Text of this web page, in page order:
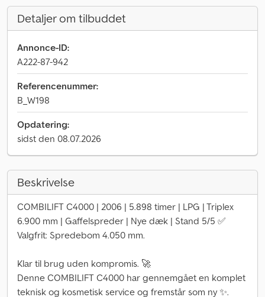
Detaljer om tilbuddet
Annonce-ID:
A222-87-942
Referencenummer:
B_W198
Opdatering:
sidst den 08.07.2026
Beskrivelse
COMBILIFT C4000 | 2006 | 5.898 timer | LPG | Triplex
6.900 mm | Gaffelspreder | Nye dæk | Stand 5/5 ✅
Valgfrit: Spredebom 4.050 mm.
Klar til brug uden kompromis. 🚀
Denne COMBILIFT C4000 har gennemgået en komplet
teknisk og kosmetisk service og fremstår som ny ✨.